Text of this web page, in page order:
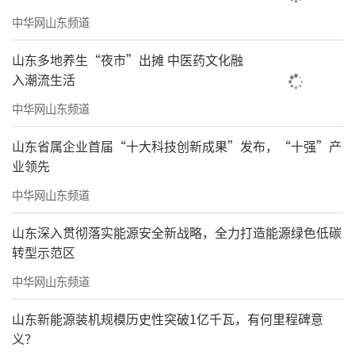
中华网山东频道
山东多地养生“夜市”出摊 中医药文化融
入潮流生活
中华网山东频道
山东省属企业首届“十大科技创新成果”发布，“十强”产
业领先
中华网山东频道
山东深入贯彻落实能源安全新战略，全力打造能源绿色低碳
转型示范区
中华网山东频道
山东新能源装机规模历史性突破1亿千瓦，有何里程碑意
义？